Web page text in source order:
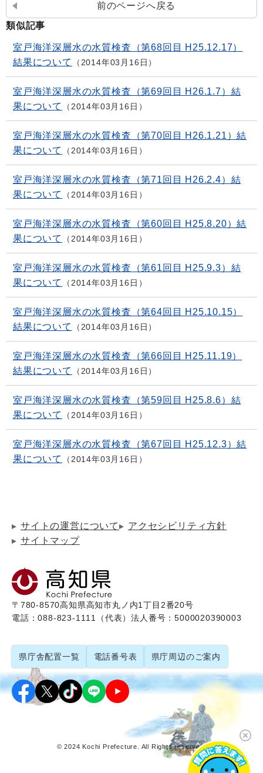
前のページへ戻る
類似記事
室戸海洋深層水の水質検査（第68回目 H25.12.17）
結果について
2014年03月16日
室戸海洋深層水の水質検査（第69回目 H26.1.7）結
果について
2014年03月16日
室戸海洋深層水の水質検査（第70回目 H26.1.21）結
果について
2014年03月16日
室戸海洋深層水の水質検査（第71回目 H26.2.4）結
果について
2014年03月16日
室戸海洋深層水の水質検査（第60回目 H25.8.20）結
果について
2014年03月16日
室戸海洋深層水の水質検査（第61回目 H25.9.3）結
果について
2014年03月16日
室戸海洋深層水の水質検査（第64回目 H25.10.15）
結果について
2014年03月16日
室戸海洋深層水の水質検査（第66回目 H25.11.19）
結果について
2014年03月16日
室戸海洋深層水の水質検査（第59回目 H25.8.6）結
果について
2014年03月16日
室戸海洋深層水の水質検査（第67回目 H25.12.3）結
果について
2014年03月16日
サイトの運営について
アクセシビリティ方針
サイトマップ
〒780-8570高知県高知市丸ノ内1丁目2番20号
電話：088-823-1111（代表）法人番号：5000020390003
県庁舎配置一覧 電話番号表 県庁周辺のご案内
© 2024 Kochi Prefecture. All Rights reserved.